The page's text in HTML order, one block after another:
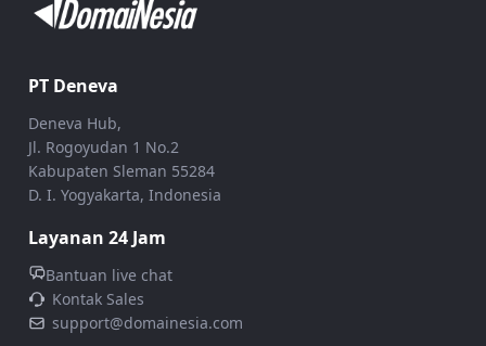
PT Deneva
Deneva Hub,
Jl. Rogoyudan 1 No.2
Kabupaten Sleman 55284
D. I. Yogyakarta, Indonesia
Layanan 24 Jam
Bantuan live chat
Kontak Sales
support@domainesia.com